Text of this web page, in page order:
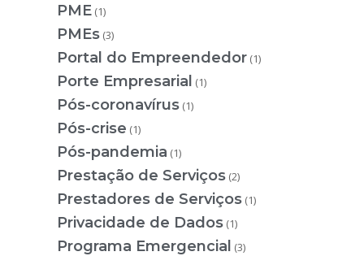
PME (1)
PMEs (3)
Portal do Empreendedor (1)
Porte Empresarial (1)
Pós-coronavírus (1)
Pós-crise (1)
Pós-pandemia (1)
Prestação de Serviços (2)
Prestadores de Serviços (1)
Privacidade de Dados (1)
Programa Emergencial (3)